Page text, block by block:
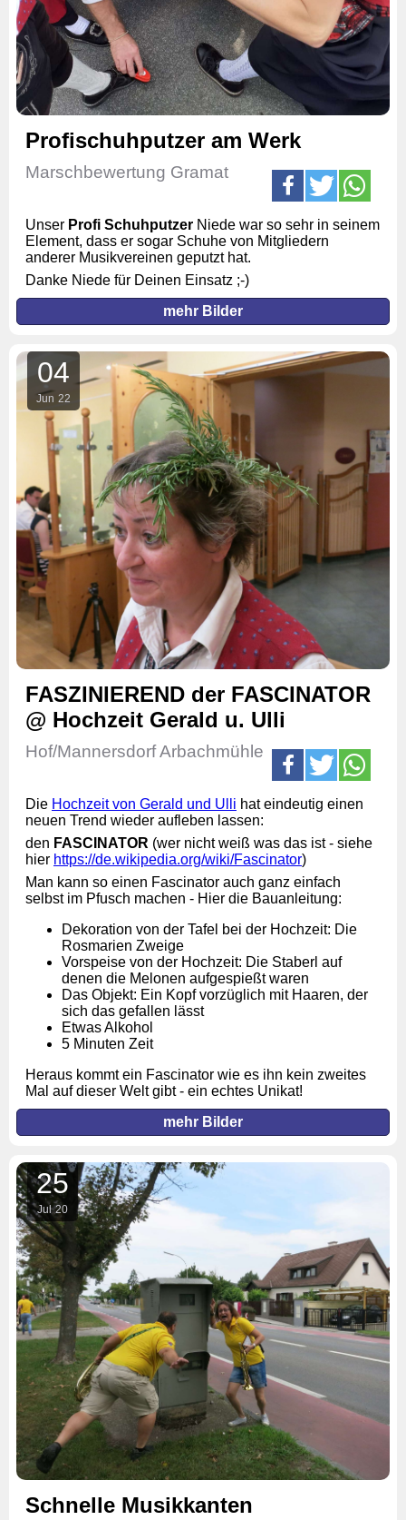
Profischuhputzer am Werk
Marschbewertung Gramat
Unser Profi Schuhputzer Niede war so sehr in seinem
Element, dass er sogar Schuhe von Mitgliedern
anderer Musikvereinen geputzt hat.
Danke Niede für Deinen Einsatz ;-)
mehr Bilder
04
Jun 22
FASZINIEREND der FASCINATOR
@ Hochzeit Gerald u. Ulli
Hof/Mannersdorf Arbachmühle
Die Hochzeit von Gerald und Ulli hat eindeutig einen
neuen Trend wieder aufleben lassen:
den FASCINATOR (wer nicht weiß was das ist - siehe
hier https://de.wikipedia.org/wiki/Fascinator)
Man kann so einen Fascinator auch ganz einfach
selbst im Pfusch machen - Hier die Bauanleitung:
Dekoration von der Tafel bei der Hochzeit: Die
Rosmarien Zweige
Vorspeise von der Hochzeit: Die Staberl auf
denen die Melonen aufgespießt waren
Das Objekt: Ein Kopf vorzüglich mit Haaren, der
sich das gefallen lässt
Etwas Alkohol
5 Minuten Zeit
Heraus kommt ein Fascinator wie es ihn kein zweites
Mal auf dieser Welt gibt - ein echtes Unikat!
mehr Bilder
25
Jul 20
Schnelle Musikkanten